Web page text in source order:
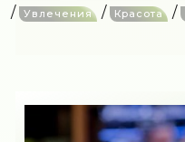
/ Увлечения / Красота /